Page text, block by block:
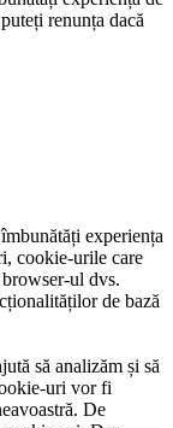
renunța dacă
experiența
cookie-urile care
ul dvs.
de bază
să analizăm și să
uri vor fi
De